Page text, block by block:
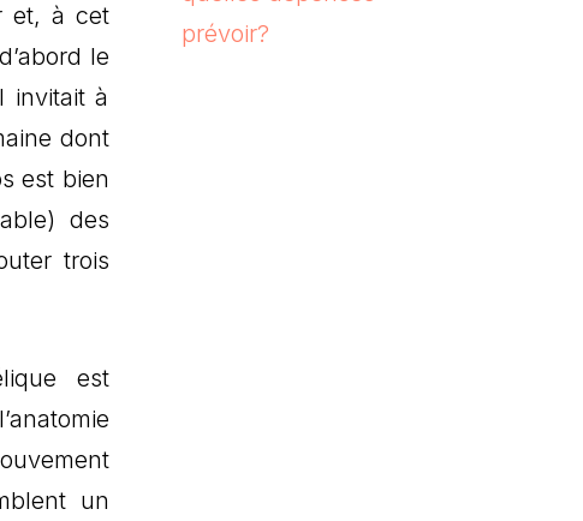
et, à cet
le
invitait à
dont
est bien
des
trois
est
un
prévoir?